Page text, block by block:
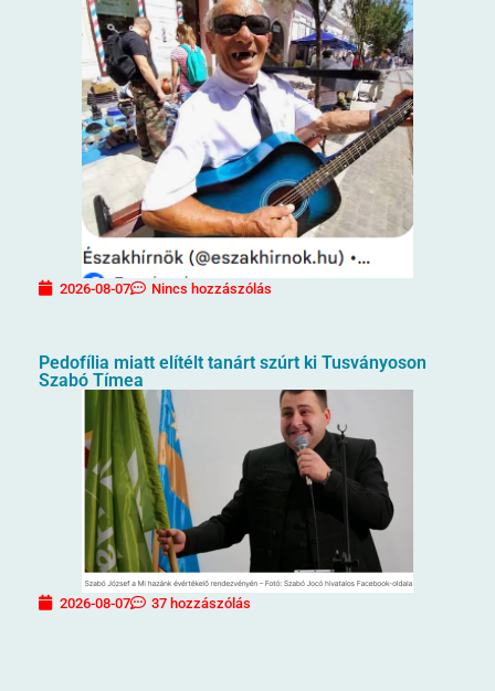
2026-08-07 Nincs hozzászólás
Pedofília miatt elítélt tanárt szúrt ki Tusványoson
Szabó Tímea
2026-08-07 37 hozzászólás